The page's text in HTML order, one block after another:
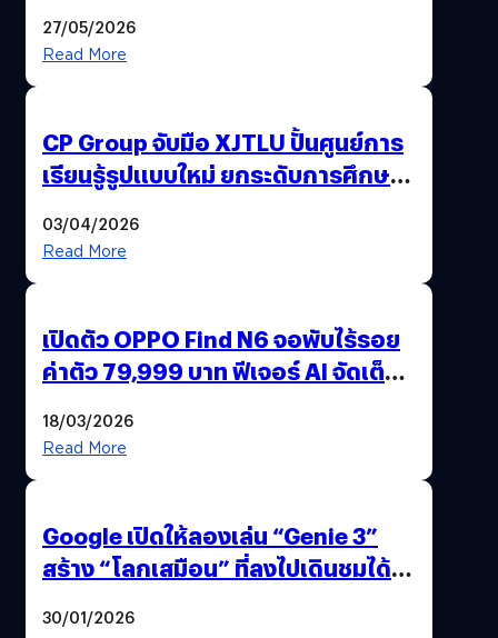
27/05/2026
Read More
CP Group จับมือ XJTLU ปั้นศูนย์การ
เรียนรู้รูปแบบใหม่ ยกระดับการศึกษา
03/04/2026
Read More
เปิดตัว OPPO Find N6 จอพับไร้รอย
ค่าตัว 79,999 บาท ฟีเจอร์ AI จัดเต็ม
18/03/2026
Read More
Google เปิดให้ลองเล่น “Genie 3”
สร้าง “โลกเสมือน” ที่ลงไปเดินชมได้
30/01/2026